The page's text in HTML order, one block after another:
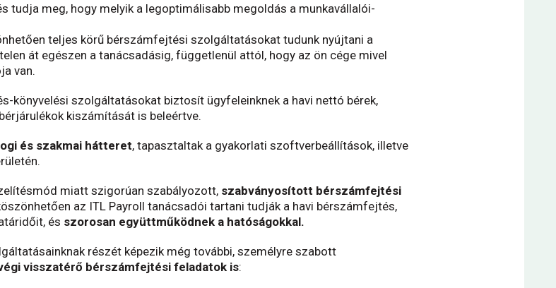
tudja meg, hogy melyik a legoptimálisabb megoldás a munkavállalói-
teljes körű bérszámfejtési szolgáltatásokat tudunk nyújtani a
át egészen a tanácsadásig, függetlenül attól, hogy az ön cége mivel
van.
könyvelési szolgáltatásokat biztosít ügyfeleinknek a havi nettó bérek,
kiszámítását is beleértve.
és szakmai hátteret, tapasztaltak a gyakorlati szoftverbeállítások, illetve
miatt szigorúan szabályozott, szabványosított bérszámfejtési
az ITL Payroll tanácsadói tartani tudják a havi bérszámfejtés,
és szorosan együttműködnek a hatóságokkal.
részét képezik még további, személyre szabott
visszatérő bérszámfejtési feladatok is: